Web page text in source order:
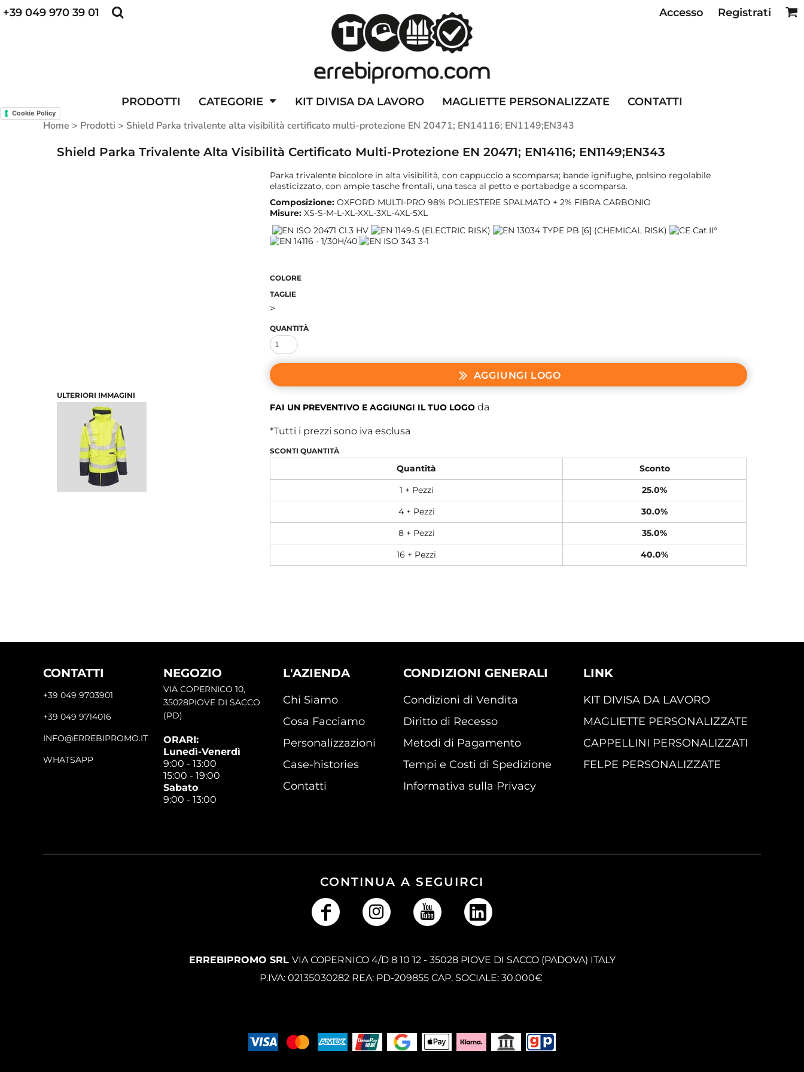
+39 049 970 39 01 Accesso Registrati
PRODOTTI CATEGORIE KIT DIVISA DA LAVORO MAGLIETTE PERSONALIZZATE CONTATTI
Cookie Policy
Home > Prodotti > Shield Parka trivalente alta visibilità certificato multi-protezione EN 20471; EN14116; EN1149;EN343
Shield Parka Trivalente Alta Visibilità Certificato Multi-Protezione EN 20471; EN14116; EN1149;EN343
ULTERIORI IMMAGINI
Parka trivalente bicolore in alta visibilità, con cappuccio a scomparsa; bande ignifughe, polsino regolabile
elasticizzato, con ampie tasche frontali, una tasca al petto e portabadge a scomparsa.
Composizione: OXFORD MULTI-PRO 98% POLIESTERE SPALMATO + 2% FIBRA CARBONIO
Misure: XS-S-M-L-XL-XXL-3XL-4XL-5XL
COLORE
TAGLIE
>
QUANTITÀ
AGGIUNGI LOGO
FAI UN PREVENTIVO E AGGIUNGI IL TUO LOGO da
*Tutti i prezzi sono iva esclusa
SCONTI QUANTITÀ
Quantità
Sconto
1 + Pezzi
25.0%
4 + Pezzi
30.0%
8 + Pezzi
35.0%
16 + Pezzi
40.0%
CONTATTI
+39 049 9703901
+39 049 9714016
INFO@ERREBIPROMO.IT
WHATSAPP
NEGOZIO
VIA COPERNICO 10,
35028PIOVE DI SACCO
(PD)
ORARI:
Lunedì-Venerdì
9:00 - 13:00
15:00 - 19:00
Sabato
9:00 - 13:00
L'AZIENDA
Chi Siamo
Cosa Facciamo
Personalizzazioni
Case-histories
Contatti
CONDIZIONI GENERALI
Condizioni di Vendita
Diritto di Recesso
Metodi di Pagamento
Tempi e Costi di Spedizione
Informativa sulla Privacy
LINK
KIT DIVISA DA LAVORO
MAGLIETTE PERSONALIZZATE
CAPPELLINI PERSONALIZZATI
FELPE PERSONALIZZATE
CONTINUA A SEGUIRCI
ERREBIPROMO SRL VIA COPERNICO 4/D 8 10 12 - 35028 PIOVE DI SACCO (PADOVA) ITALY
P.IVA: 02135030282 REA: PD-209855 CAP. SOCIALE: 30.000€
PRODOTTI
MAGLIETTE PERSONALIZZATE
CONTATTI
ACCESSO
POLO PERSONALIZZATE
DIVISE RISTORAZIONE
POLO PERSONALIZZATE CAPPELLINI PERSONALIZZATI ALTA VISIBILITA'